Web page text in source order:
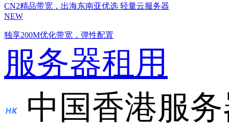
CN2精品带宽，出海东南亚优选 轻量云服务器
NEW
独享200M优化带宽，弹性配置
服务器租用
中国香港服